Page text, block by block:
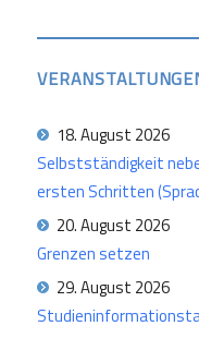
18. August 2026
Selbstständigkeit
ersten Schritten
20. August 2026
Grenzen setzen
29. August 2026